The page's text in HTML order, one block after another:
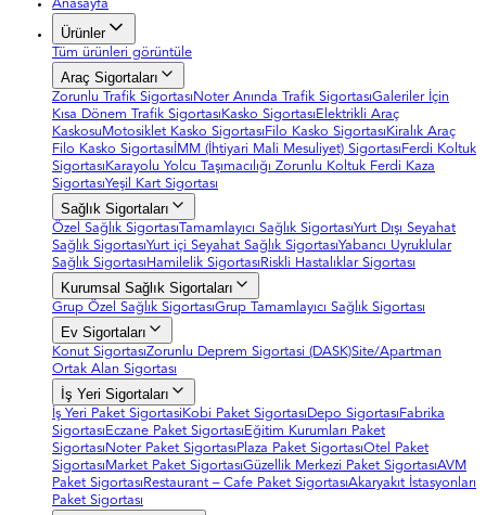
Anasayfa
Ürünler
Tüm ürünleri görüntüle
Araç Sigortaları
Zorunlu Trafik Sigortası Noter Anında Trafik SigortasıGaleriler İçin
Kısa Dönem Trafik Sigortası Kasko Sigortası Elektrikli Araç
Kaskosu Motosiklet Kasko Sigortası Filo Kasko Sigortası Kiralık Araç
Filo Kasko Sigortası İMM (İhtiyari Mali Mesuliyet) Sigortası Ferdi Koltuk
Sigortası Karayolu Yolcu Taşımacılığı Zorunlu Koltuk Ferdi Kaza
SigortasıYeşil Kart Sigortası
Sağlık Sigortaları
Özel Sağlık SigortasıTamamlayıcı Sağlık SigortasıYurt Dışı Seyahat
Sağlık SigortasıYurt içi Seyahat Sağlık SigortasıYabancı Uyruklular
Sağlık Sigortası Hamilelik Sigortası Riskli Hastalıklar Sigortası
Kurumsal Sağlık Sigortaları
Grup Özel Sağlık SigortasıGrup Tamamlayıcı Sağlık Sigortası
Ev Sigortaları
Konut SigortasıZorunlu Deprem Sigortasi (DASK)Site/Apartman
Ortak Alan Sigortası
İş Yeri Sigortaları
İş Yeri Paket Sigortasi Kobi Paket Sigortası Depo Sigortası Fabrika
Sigortası Eczane Paket Sigortası Eğitim Kurumları Paket
Sigortası Noter Paket Sigortası Plaza Paket SigortasıOtel Paket
Sigortası Market Paket SigortasıGüzellik Merkezi Paket SigortasıAVM
Paket Sigortası Restaurant – Cafe Paket SigortasıAkaryakıt İstasyonları
Paket Sigortası